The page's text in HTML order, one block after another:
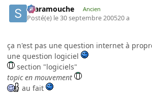
Scaramouche Ancien
Posté(e) le 30 septembre 200520 a
ça n'est pas une question internet à
une question logiciel
section "logiciels"
topic en mouvement
au fait